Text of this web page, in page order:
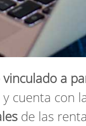
a
cuenta con
de las